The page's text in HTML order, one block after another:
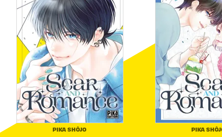
PIKA SHÔJO PIKA